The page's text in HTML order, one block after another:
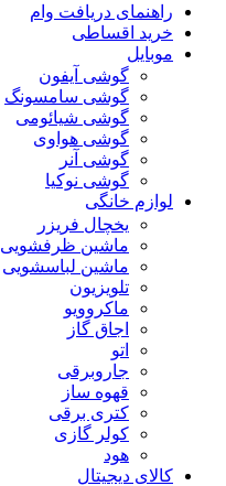
راهنمای دریافت وام
خرید اقساطی
موبایل
گوشی آیفون
گوشی سامسونگ
گوشی شیائومی
گوشی هواوی
گوشی آنر
گوشی نوکیا
لوازم خانگی
یخچال فریزر
ماشین ظرفشویی
ماشین لباسشویی
تلویزیون
ماکروویو
اجاق گاز
اتو
جاروبرقی
قهوه ساز
کتری برقی
کولر گازی
هود
کالای دیجیتال